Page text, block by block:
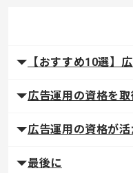
【おすすめ10選】
広告運用の資格を
広告運用の資格が
最後に